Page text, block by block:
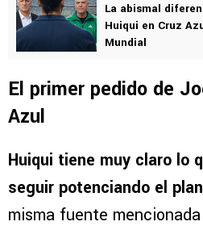
La abismal
Huiqui en Cruz
Mundial
El primer pedido de
Azul
Huiqui tiene muy claro lo
seguir potenciando el
misma fuente